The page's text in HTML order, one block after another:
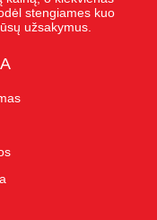
stengiames kuo
užsakymus.